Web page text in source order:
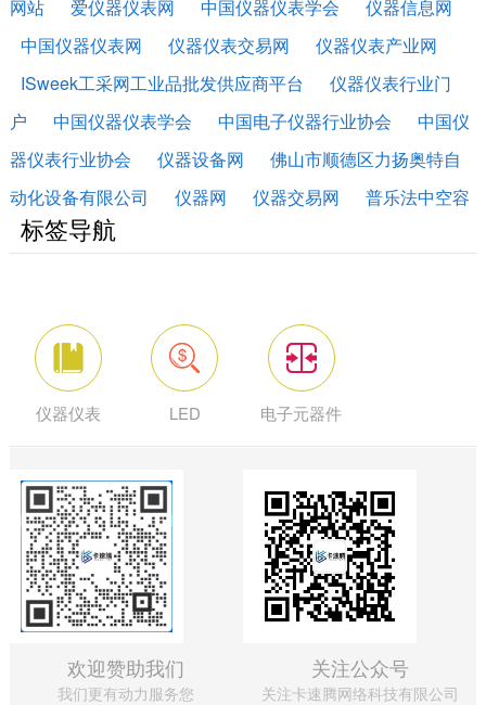
网站
爱仪器仪表网 中国仪器仪表学会
仪器信息网
中国仪器仪表网
仪器仪表交易网
仪器仪表产业网
ISweek工采网工业品批发供应商平台
仪器仪表行业门
户
中国仪器仪表学会 中国电子仪器行业协会
中国仪
器仪表行业协会
仪器设备网
佛山市顺德区力扬奥特自
动化设备有限公司
仪器网 仪器交易网
普乐法中空容
器测漏
防爆资讯网
标签导航
仪器仪表 LED 电子元器件
欢迎赞助我们
我们更有动力服务您
关注公众号
关注卡速腾网络科技有限公司